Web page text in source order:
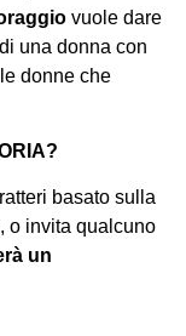
vuole dare
una donna con
donne che
basato sulla
o invita qualcuno
un